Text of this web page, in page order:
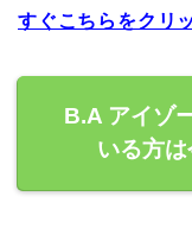
すぐこちらをクリ
B.A アイゾ
いる方